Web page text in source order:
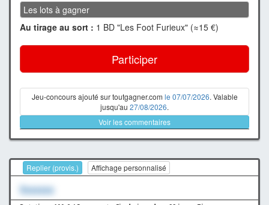
Les lots à gagner
Au tirage au sort : 1 BD "Les Foot Furieux" (≈15 €)
Participer
Jeu-concours ajouté sur toutgagner.com le 07/07/2026. Valable
jusqu'au 27/08/2026.
Voir les commentaires
Replier (provis.) Affichage personnalisé
Xxxxxxx